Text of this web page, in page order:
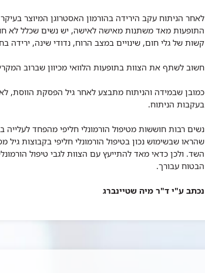
לאחר הניתוח עקב הירידה בהורמון האסטרוגן המיוצר
התופעות מאד משתנות מאישה לאישה, יש נשים שכלל לא
קשות של גלי חום, שינויים במצב הרוח, נדודי שינה, ירידה
חשוב לשתף את הצוות בתופעות הלוואי מכיוון שברוב
כמובן שבמידה והניתוח מתבצע לאחר גיל הפסקת הווסת,
בעקבות הניתוח.
נשים רבות חוששות מטיפול הורמונלי חליפי מהפחד
שהראו שבשימוש נכון בטיפול הורמונלי חליפי בקבוצות גיל
השד. ולכן כדאי מאד להתייעץ עם הצוות לגבי טיפול
הבטוח עבורך.
נכתב ע"י ד"ר מיה שטיינברג